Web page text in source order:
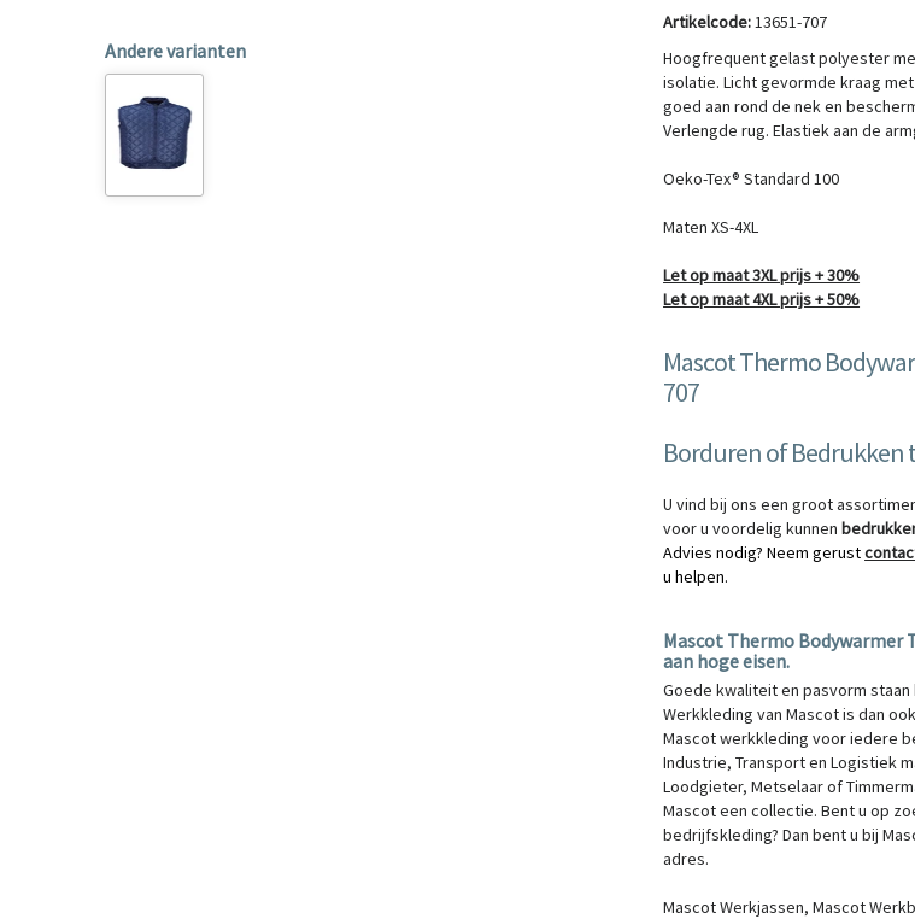
Andere varianten
Artikelcode:13651-707
Hoogfrequent gelast polyester
isolatie. Licht gevormde kraag
goed aan rond de nek en
Verlengde rug. Elastiek aan de
Oeko-Tex® Standard 100
Maten XS-4XL
Let op maat 3XL prijs + 30%
Let op maat 4XL prijs + 50%
Mascot Thermo
707
Borduren of Bedrukken
U vind bij ons een groot
voor u voordelig kunnen
Advies nodig? Neem gerust
u helpen.
Mascot Thermo Bodywarmer
aan hoge eisen.
Goede kwaliteit en pasvorm
Werkkleding van Mascot is dan
Mascot werkkleding voor iedere
Industrie, Transport en Logistiek
Loodgieter, Metselaar of
Mascot een collectie. Bent u op
bedrijfskleding? Dan bent u bij
adres.
Mascot Werkjassen, Mascot